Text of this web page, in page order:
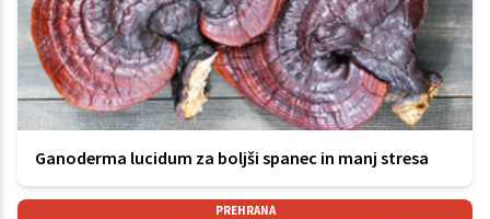
Ganoderma lucidum za boljši spanec in manj stresa
PREHRANA